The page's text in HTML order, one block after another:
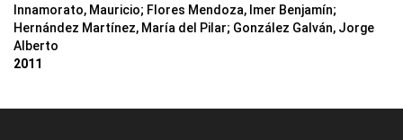
Innamorato, Mauricio; Flores Mendoza, Imer Benjamín;
Hernández Martínez, María del Pilar; González Galván, Jorge
Alberto
2011